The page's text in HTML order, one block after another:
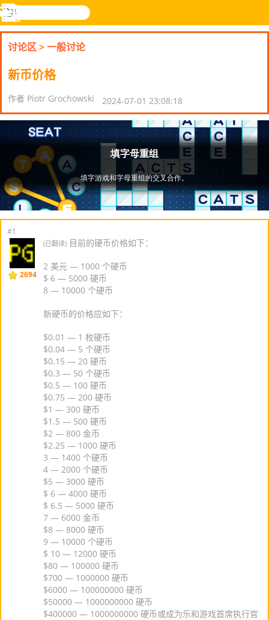
乐和游
搜
寻
登入
功
能
讨论区>一般讨论
新币价格
作者 Piotr Grochowski 2024-07-01 23:08:18
#1
2694
(已翻译) 目前的硬币价格如下：
2 美元 — 1000 个硬币
$ 6 — 5000 硬币
8 — 10000 个硬币
新硬币的价格应如下：
$0.01 — 1 枚硬币
$0.04 — 5 个硬币
$0.15 — 20 硬币
$0.3 — 50 个硬币
$0.5 — 100 硬币
$0.75 — 200 硬币
$1 — 300 硬币
$1.5 — 500 硬币
$2 — 800 金币
$2.25 — 1000 硬币
3 — 1400 个硬币
4 — 2000 个硬币
$5 — 3000 硬币
$ 6 — 4000 硬币
$ 6.5 — 5000 硬币
7 — 6000 金币
$8 — 8000 硬币
9 — 10000 个硬币
$ 10 — 12000 硬币
$80 — 100000 硬币
$700 — 1000000 硬币
$6000 — 100000000 硬币
$50000 — 1000000000 硬币
$400000 — 1000000000 硬币或成为乐和游戏首席执行官